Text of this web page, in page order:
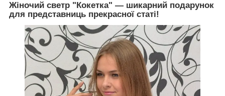
Жіночий светр "Кокетка" — шикарний подарунок
для представниць прекрасної статі!